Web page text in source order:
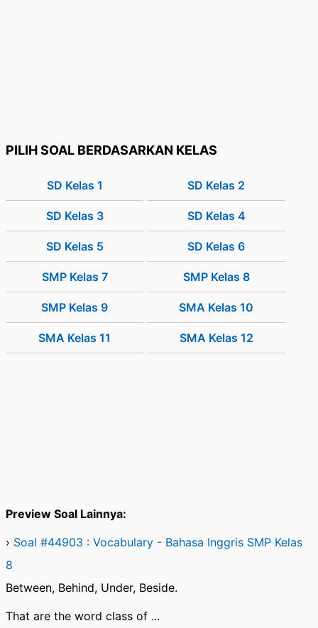
PILIH SOAL BERDASARKAN KELAS
SD Kelas 1 SD Kelas 2
SD Kelas 3 SD Kelas 4
SD Kelas 5 SD Kelas 6
SMP Kelas 7 SMP Kelas 8
SMP Kelas 9 SMA Kelas 10
SMA Kelas 11 SMA Kelas 12
Preview Soal Lainnya:
› Soal #44903 : Vocabulary - Bahasa Inggris SMP Kelas
8
Between, Behind, Under, Beside.
That are the word class of ...